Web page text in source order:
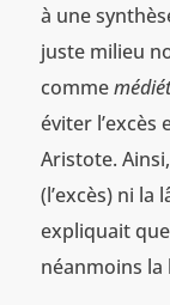
à une
juste milieu
comme
éviter l’excès
Aristote.
(l’excès) ni la
expliquait
néanmoins la